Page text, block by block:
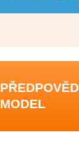
MODEL